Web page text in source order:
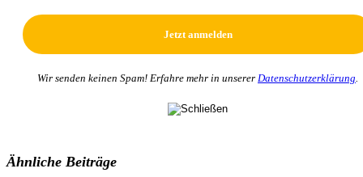
Wir senden keinen Spam! Erfahre mehr in unserer Datenschutzerklärung
Ähnliche Beiträge